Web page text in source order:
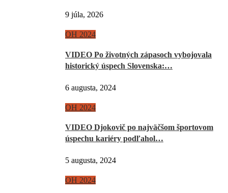
9 júla, 2026
OH 2024
VIDEO Po životných zápasoch vybojovala
historický úspech Slovenska:…
6 augusta, 2024
OH 2024
VIDEO Djokovič po najväčšom športovom
úspechu kariéry podľahol…
5 augusta, 2024
OH 2024